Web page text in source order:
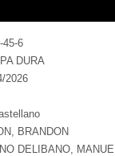
45-6
DURA
2026
BRANDON
DELIBANO, MANUEL